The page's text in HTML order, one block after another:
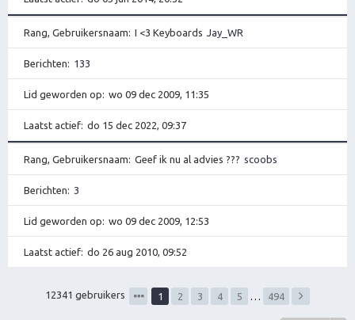
Rang, Gebruikersnaam I <3 Keyboards Jay_WR
Berichten 133
Lid geworden op wo 09 dec 2009, 11:35
Laatst actief do 15 dec 2022, 09:37
Rang, Gebruikersnaam Geef ik nu al advies ??? scoobs
Berichten 3
Lid geworden op wo 09 dec 2009, 12:53
Laatst actief do 26 aug 2010, 09:52
12341 gebruikers 1 2 3 4 5 494